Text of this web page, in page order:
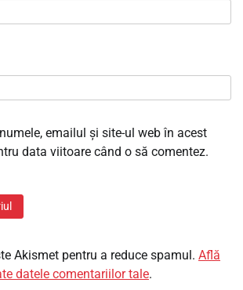
emailul și site-ul web în acest
data viitoare când o să comentez.
Akismet pentru a reduce spamul. Află
datele comentariilor tale.